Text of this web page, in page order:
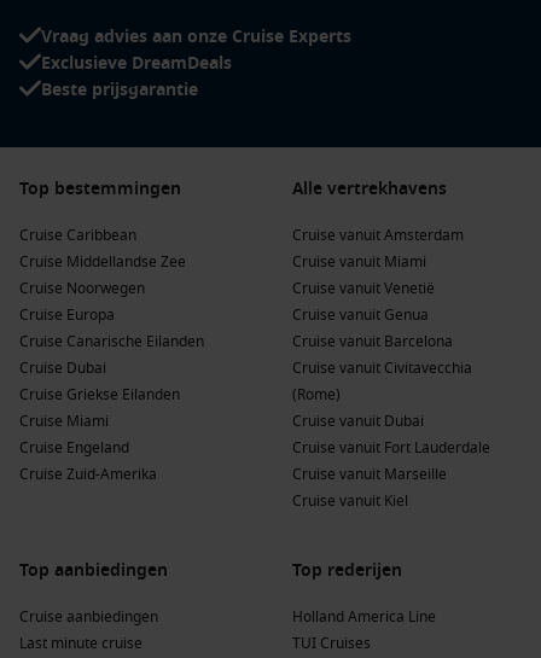
Vraag advies aan onze Cruise Experts
Exclusieve DreamDeals
Beste prijsgarantie
Top bestemmingen
Cruise Caribbean
Cruise Middellandse Zee
Cruise Noorwegen
Cruise Europa
Cruise Canarische Eilanden
Cruise Dubai
Cruise Griekse Eilanden
Cruise Miami
Cruise Engeland
Cruise Zuid-Amerika
Alle vertrekhavens
Cruise vanuit Amsterdam
Cruise vanuit Miami
Cruise vanuit Venetië
Cruise vanuit Genua
Cruise vanuit Barcelona
Cruise vanuit Civitavecchia
(Rome)
Cruise vanuit Dubai
Cruise vanuit Fort Lauderdale
Cruise vanuit Marseille
Cruise vanuit Kiel
Top aanbiedingen
Cruise aanbiedingen
Last minute cruise
Top rederijen
Holland America Line
TUI Cruises